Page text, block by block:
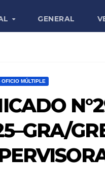
GENERAL
OFICIO MÚLTIPLE